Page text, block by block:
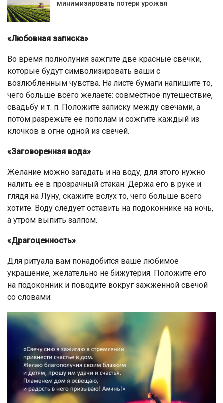
минимизировать потери урожая
«Любовная записка»
Во время полнолуния зажгите две красные свечки,
которые будут символизировать ваши с
возлюбленным чувства. На листе бумаги напишите то,
чего больше всего желаете: совместное путешествие,
свадьбу и т. п. Положите записку между свечами, а
потом разрежьте ее пополам и сожгите каждый из
клочков в огне одной из свечей.
«Заговоренная вода»
Желание можно загадать и на воду, для этого нужно
налить ее в прозрачный стакан. Держа его в руке и
глядя на Луну, скажите вслух то, чего больше всего
хотите. Воду следует оставить на подоконнике на ночь,
а утром выпить залпом.
«Драгоценность»
Для ритуала вам понадобится ваше любимое
украшение, желательно не бижутерия. Положите его
на подоконник и поводите вокруг зажженной свечой
со словами: